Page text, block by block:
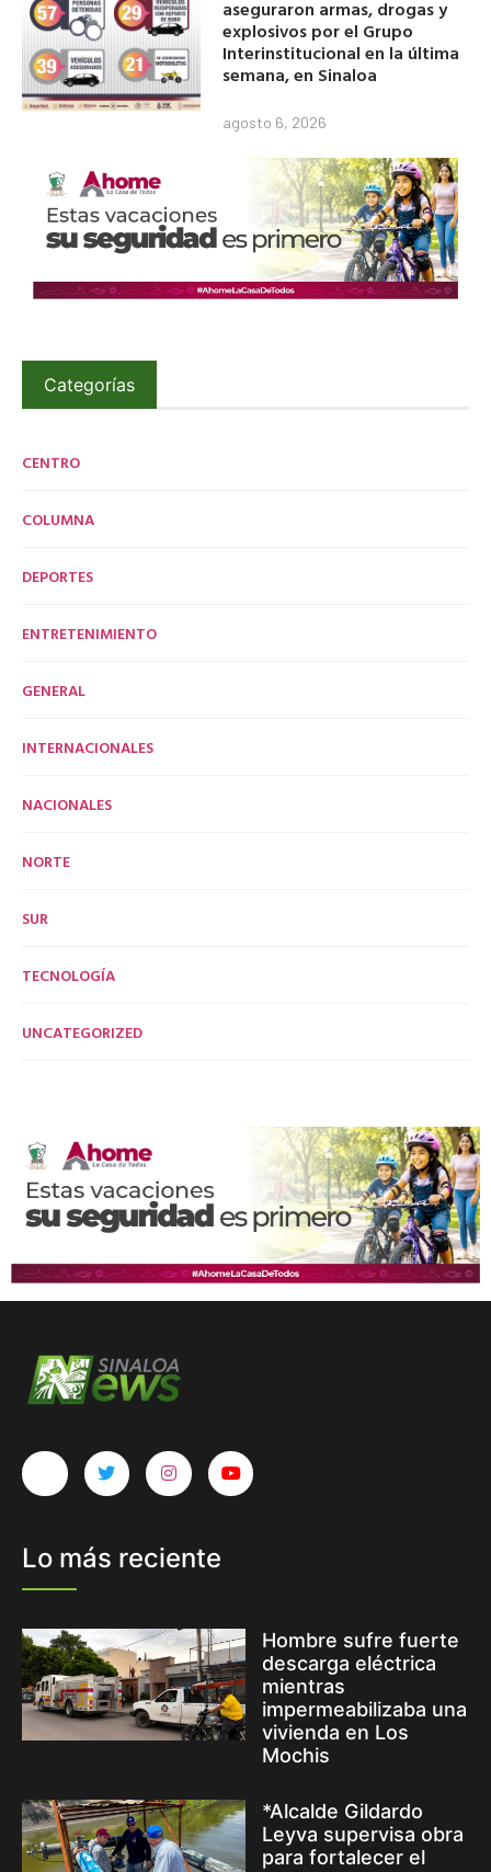
aseguraron armas, drogas y
explosivos por el Grupo
Interinstitucional en la última
semana, en Sinaloa
agosto 6, 2026
Categorías
CENTRO
COLUMNA
DEPORTES
ENTRETENIMIENTO
GENERAL
INTERNACIONALES
NACIONALES
NORTE
SUR
TECNOLOGÍA
UNCATEGORIZED
Lo más reciente
Hombre sufre fuerte
descarga eléctrica
mientras
impermeabilizaba una
vivienda en Los
Mochis
*Alcalde Gildardo
Leyva supervisa obra
para fortalecer el